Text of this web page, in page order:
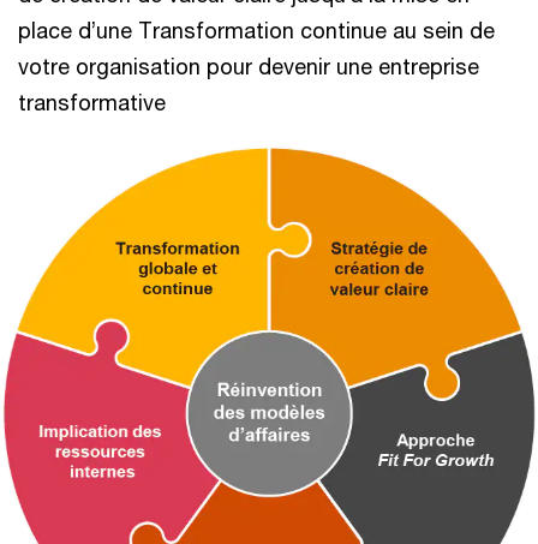
place d’une Transformation continue au sein de
votre organisation pour devenir une entreprise
transformative​